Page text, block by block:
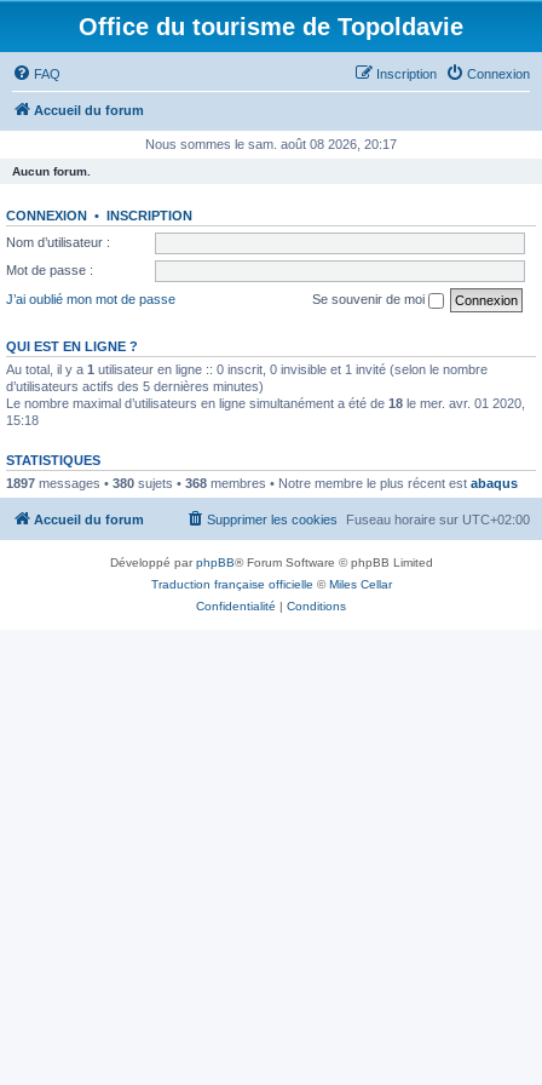
Office du tourisme de Topoldavie
FAQ Connexion
Inscription
Accueil du forum
Nous sommes le sam. août 08 2026, 20:17
Aucun forum.
CONNEXION • INSCRIPTION
Nom d’utilisateur :
Mot de passe :
J’ai oublié mon mot de passe
Se souvenir de moi
QUI EST EN LIGNE ?
Au total, il y a 1 utilisateur en ligne :: 0 inscrit, 0 invisible et 1 invité (selon le nombre
d’utilisateurs actifs des 5 dernières minutes)
Le nombre maximal d’utilisateurs en ligne simultanément a été de 18 le mer. avr. 01 2020,
15:18
STATISTIQUES
1897 messages • 380 sujets • 368 membres • Notre membre le plus récent est abaqus
Accueil du forum Fuseau horaire sur UTC+02:00
Supprimer les cookies
Développé parphpBB® Forum Software © phpBB Limited
Traduction française officielle ©Miles Cellar
Confidentialité | Conditions